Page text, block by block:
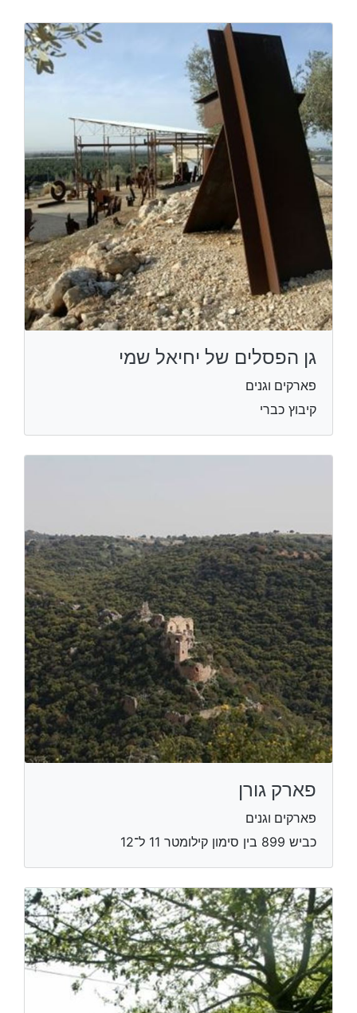
גן הפסלים של יחיאל שמי
פארקים וגנים
קיבוץ כברי
פארק גורן
פארקים וגנים
כביש 899 בין סימון קילומטר 11 ל־12